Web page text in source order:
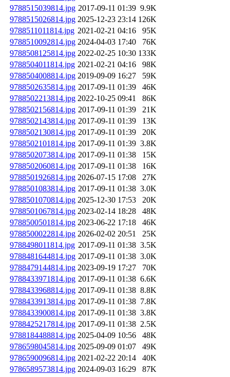
9788515039814.jpg 2017-09-11 01:39 9.9K
9788515026814.jpg 2025-12-23 23:14 126K
9788511011814.jpg 2021-02-21 04:16
95K
9788510092814.jpg 2024-04-03 17:40
76K
9788508125814.jpg 2022-02-25 10:30 133K
9788504011814.jpg 2021-02-21 04:16
98K
9788504008814.jpg 2019-09-09 16:27
59K
9788502635814.jpg 2017-09-11 01:39
46K
9788502213814.jpg 2022-10-25 09:41
86K
9788502156814.jpg 2017-09-11 01:39
21K
9788502143814.jpg 2017-09-11 01:39
13K
9788502130814.jpg 2017-09-11 01:39
20K
9788502101814.jpg 2017-09-11 01:39 3.8K
9788502073814.jpg 2017-09-11 01:38
15K
9788502060814.jpg 2017-09-11 01:38
16K
9788501926814.jpg 2026-07-15 17:08
27K
9788501083814.jpg 2017-09-11 01:38 3.0K
9788501070814.jpg 2025-12-30 17:53
20K
9788501067814.jpg 2023-02-14 18:28
48K
9788500501814.jpg 2023-06-22 17:18
46K
9788500022814.jpg 2026-02-02 20:51
25K
9788498011814.jpg 2017-09-11 01:38 3.5K
9788481644814.jpg 2017-09-11 01:38 3.0K
9788479144814.jpg 2023-09-19 17:27
70K
9788433971814.jpg 2017-09-11 01:38 6.6K
9788433968814.jpg 2017-09-11 01:38 8.8K
9788433913814.jpg 2017-09-11 01:38 7.8K
9788433900814.jpg 2017-09-11 01:38 3.8K
9788425217814.jpg 2017-09-11 01:38 2.5K
9788184488814.jpg 2025-04-09 10:56
48K
9786598045814.jpg 2025-09-09 01:07
49K
9786590096814.jpg 2021-02-22 20:14
40K
9786589573814.jpg 2024-09-03 16:29
87K